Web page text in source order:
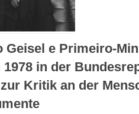
Geisel e Primeiro-
in der
Kritik an der